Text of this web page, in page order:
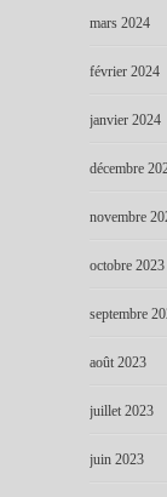
mars 2024
février 2024
janvier 2024
décembre
novembre
octobre 2023
septembre
août 2023
juillet 2023
juin 2023